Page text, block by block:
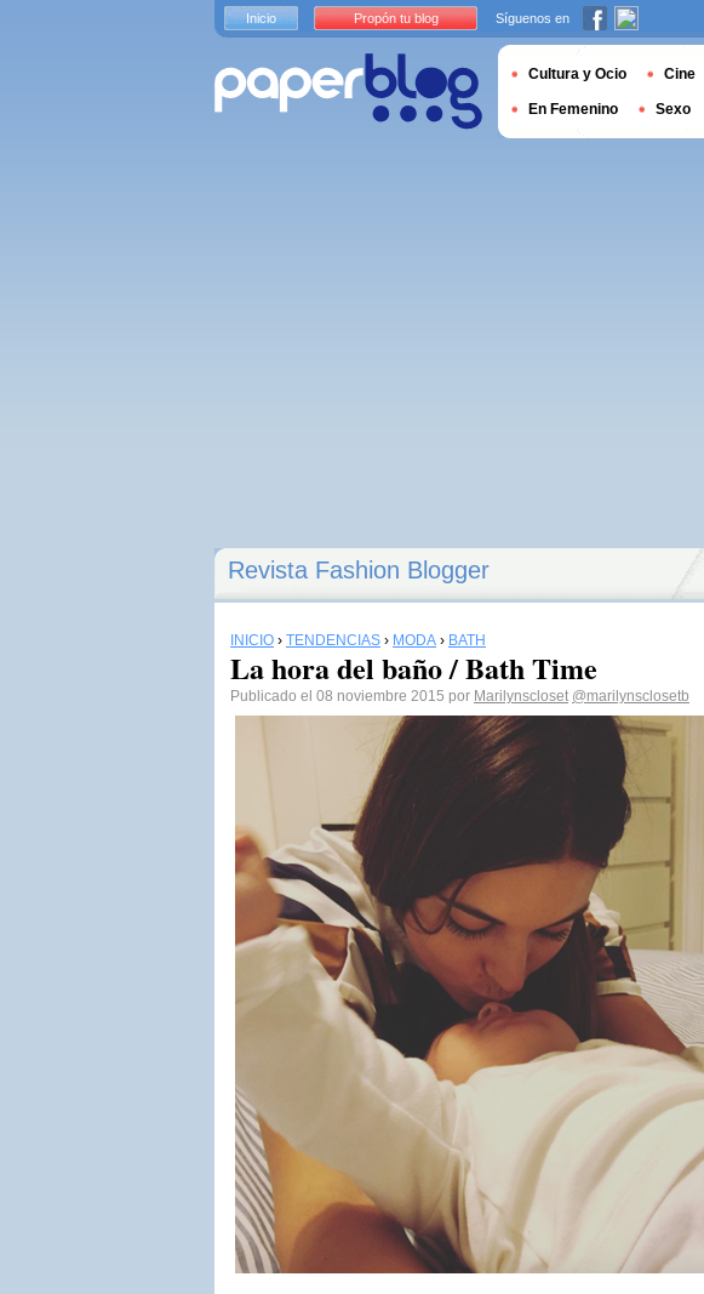
Revista Fashion Blogger
INICIO › TENDENCIAS › MODA › BATH
La hora del baño / Bath Time
Publicado el 08 noviembre 2015 por Marilynscloset @marilynsclosetb
Inicio Propón tu blog Síguenos en
Cultura y Ocio Cine
En Femenino Sexo